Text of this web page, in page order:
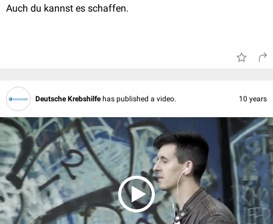
Auch du kannst es schaffen.
Deutsche Krebshilfe has published a video. 10 years